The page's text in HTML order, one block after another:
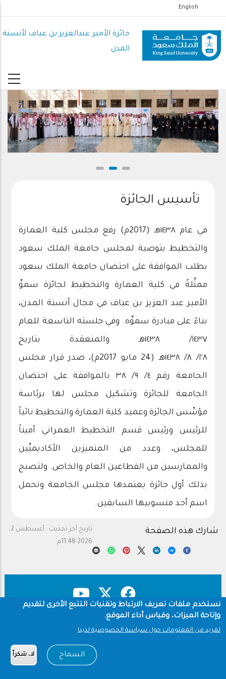
إلى
المحتوى
الرئيسي
English
جائزة الأمير عبدالعزيز بن عياف لأنسنة
المدن
تأسيس الجائزة
في عام ١٤٣٨هـ (2017م) رفع مجلس كلية العمارة
والتخطيط بتوصية لمجلس جامعة الملك سعود
بطلب الموافقة على احتضان جامعة الملك سعود
ممثَّلةً في كلية العمارة والتخطيط لجائزة سموِّ
الأمير عبد العزيز بن عياف في مجال أنسنة المدن،
بناءً على مبادرة سموِّه. وفي جلسته التاسعة للعام
١٤٣٧/ ١٤٣٨هـ والمنعقدة بتاريخ
٢٨/ ٨/ ١٤٣٨هـ (24 مايو 2017م)، صدر قرار مجلس
الجامعة رقم ٤/ ٩/ ٣٨ بالموافقة على احتضان
الجامعة للجائزة وتشكيل مجلس لها برئاسة
مؤسِّس الجائزة وعميد كلية العمارة والتخطيط نائباً
للرئيس ورئيس قسم التخطيط العمراني أميناً
للمجلس، وعدد من المتميزين الأكاديميِّين
والممارسين من القطاعين العام والخاص. ولتصبح
بذلك أول جائزة يعتمدها مجلس الجامعة وتحمل
اسم أحد منسوبيها السابقين.
تاريخ آخر تحديث :
أغسطس 2,
2026 11:48م
شارك هذه الصفحة
Footer
نستخدم ملفات تعريف الارتباط وتقنيات التتبع الأخرى لتقديم
وإتاحة الميزات، وقياس أداء الموقع.
لمزيد من المعلومات حول سياسة الخصوصية لدينا
السماح لا، شكراً